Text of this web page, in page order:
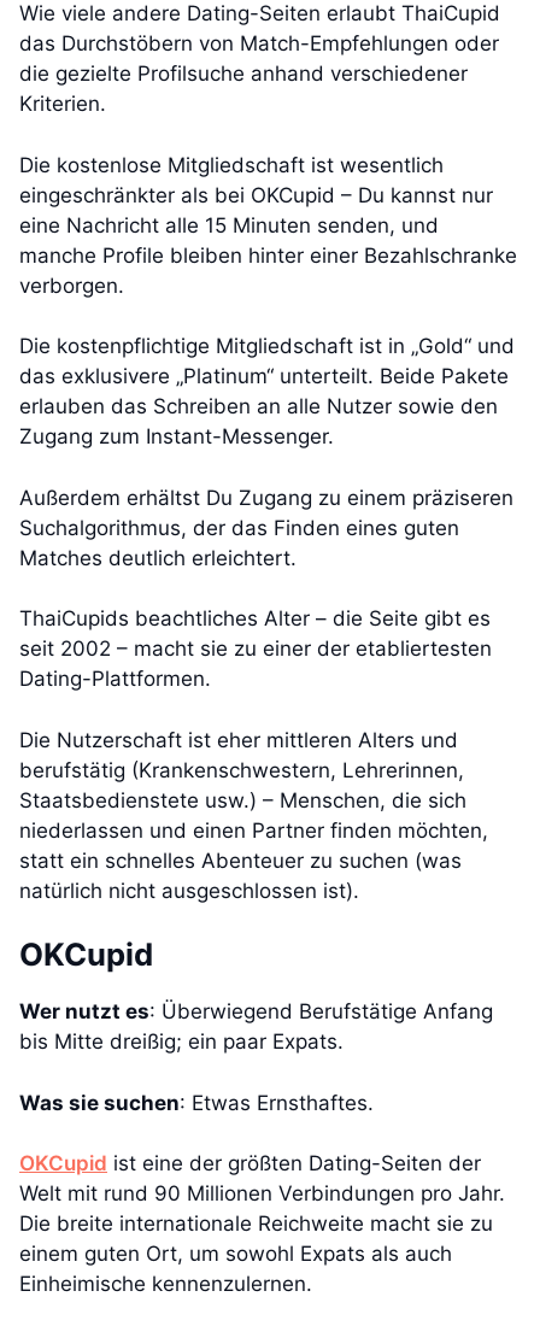
Wie viele andere Dating-Seiten erlaubt ThaiCupid
das Durchstöbern von Match-Empfehlungen oder
die gezielte Profilsuche anhand verschiedener
Kriterien.
Die kostenlose Mitgliedschaft ist wesentlich
eingeschränkter als bei OKCupid – Du kannst nur
eine Nachricht alle 15 Minuten senden, und
manche Profile bleiben hinter einer Bezahlschranke
verborgen.
Die kostenpflichtige Mitgliedschaft ist in „Gold“ und
das exklusivere „Platinum“ unterteilt. Beide Pakete
erlauben das Schreiben an alle Nutzer sowie den
Zugang zum Instant-Messenger.
Außerdem erhältst Du Zugang zu einem präziseren
Suchalgorithmus, der das Finden eines guten
Matches deutlich erleichtert.
ThaiCupids beachtliches Alter – die Seite gibt es
seit 2002 – macht sie zu einer der etabliertesten
Dating-Plattformen.
Die Nutzerschaft ist eher mittleren Alters und
berufstätig (Krankenschwestern, Lehrerinnen,
Staatsbedienstete usw.) – Menschen, die sich
niederlassen und einen Partner finden möchten,
statt ein schnelles Abenteuer zu suchen (was
natürlich nicht ausgeschlossen ist).
OKCupid
Wer nutzt es: Überwiegend Berufstätige Anfang
bis Mitte dreißig; ein paar Expats.
Was sie suchen: Etwas Ernsthaftes.
OKCupid ist eine der größten Dating-Seiten der
Welt mit rund 90 Millionen Verbindungen pro Jahr.
Die breite internationale Reichweite macht sie zu
einem guten Ort, um sowohl Expats als auch
Einheimische kennenzulernen.